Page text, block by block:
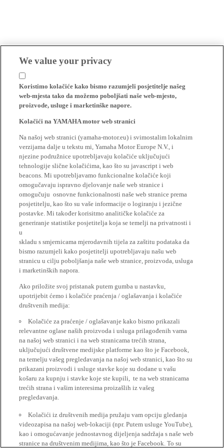
We value your privacy
Koristimo kolačiće kako bismo razumjeli posjetitelje našeg
web-mjesta tako da možemo poboljšati naše web-mjesto,
proizvode, usluge i marketinške napore.
Kolačići na YAMAHA motor web stranici
Na našoj web stranici (yamaha-motor.eu) i svimostalim lokalnim
verzijama dalje u tekstu mi, Yamaha Motor Europe N.V., i
njezine podružnice upotrebljavaju kolačiće uključujući
tehnologije slične kolačićima, kao što su javascript i web
beacons. Mi upotrebljavamo funkcionalne kolačiće koji
omogučavaju ispravno djelovanje naše web stranice i
omogučuju osnovne funkcionalnosti naše web stranice prema
posjetitelju, kao što su vaše informacije o logiranju i jezične
postavke. Mi također korisitmo analitičke kolačiće za
generiranje statistike posjetitelja koja se temelji na privatnosti i
u
skladu s smjernicama mjerodavnih tijela za zaštitu podataka da
bismo razumjeli kako posjetitelji upotrebljavaju našu web
stranicu u cilju poboljšanja naše web stranice, proizvoda, usluga
i marketinških napora.
Ako priložite svoj pristanak putem gumba u nastavku,
upotrijebit ćemo i kolačiće praćenja / oglašavanja i kolačiće
društvenih medija:
Kolačiće za praćenje / oglašavanje kako bismo prikazali
relevantne oglase naših proizvoda i usluga prilagođenih vama
na našoj web stranici i na web stranicama trećih strana,
uključujući društvene medijske platforme kao što je Facebook,
na temelju vašeg pregledavanja na našoj web stranici, kao što su
prikazani proizvodi i usluge stavke koje su dodane u vašu
košaru za kupnju i stavke koje ste kupili, te na web stranicama
trećih strana i vašim interesima proizašlih iz vašeg
pregledavanja.
Kolačići iz društvenih medija pružaju vam opciju gledanja
videozapisa na našoj web-lokaciji (npr. Putem usluge YouTube),
kao i omogućavanje jednostavnog dijeljenja sadržaja s naše web
stranice na društvenim medijima, kao što je Facebook. To su